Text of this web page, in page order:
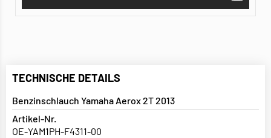
TECHNISCHE DETAILS
Benzinschlauch Yamaha Aerox 2T 2013
Artikel-Nr.
OE-YAM1PH-F4311-00